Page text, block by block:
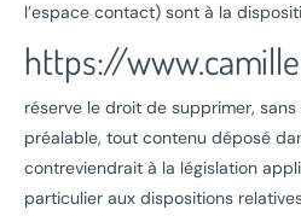
l’espace contact) sont à la
https://
réserve le droit de supprimer,
préalable, tout contenu déposé
contreviendrait à la législation
particulier aux dispositions